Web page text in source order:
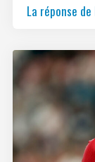
La réponse